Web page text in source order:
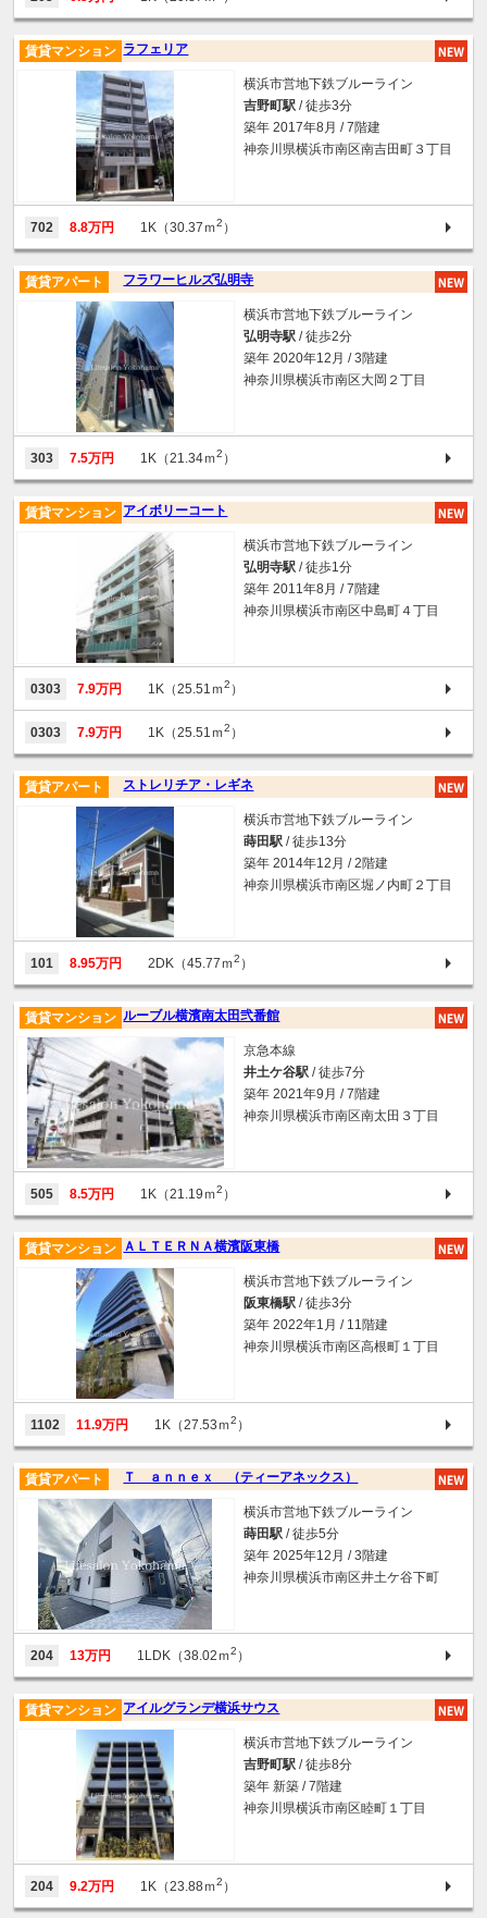
ラフェリア
賃貸マンション
横浜市営地下鉄ブルーライン
吉野町駅 / 徒歩3分
築年 2017年8月 / 7階建
神奈川県横浜市南区南吉田町３丁目
702 8.8万円 1K（30.37ｍ2 ）
フラワーヒルズ弘明寺
賃貸アパート
横浜市営地下鉄ブルーライン
弘明寺駅 / 徒歩2分
築年 2020年12月 / 3階建
神奈川県横浜市南区大岡２丁目
303 7.5万円 1K（21.34ｍ2 ）
アイボリーコート
賃貸マンション
横浜市営地下鉄ブルーライン
弘明寺駅 / 徒歩1分
築年 2011年8月 / 7階建
神奈川県横浜市南区中島町４丁目
0303 7.9万円 1K（25.51ｍ2 ）
0303 7.9万円 1K（25.51ｍ2 ）
ストレリチア・レギネ
賃貸アパート
横浜市営地下鉄ブルーライン
蒔田駅 / 徒歩13分
築年 2014年12月 / 2階建
神奈川県横浜市南区堀ノ内町２丁目
101 8.95万円 2DK（45.77ｍ2 ）
ルーブル横濱南太田弐番館
賃貸マンション
京急本線
井土ケ谷駅 / 徒歩7分
築年 2021年9月 / 7階建
神奈川県横浜市南区南太田３丁目
505 8.5万円 1K（21.19ｍ2 ）
ＡＬＴＥＲＮＡ横濱阪東橋
賃貸マンション
横浜市営地下鉄ブルーライン
阪東橋駅 / 徒歩3分
築年 2022年1月 / 11階建
神奈川県横浜市南区高根町１丁目
1102 11.9万円 1K（27.53ｍ2 ）
Ｔ ａｎｎｅｘ （ティーアネックス）
賃貸アパート
横浜市営地下鉄ブルーライン
蒔田駅 / 徒歩5分
築年 2025年12月 / 3階建
神奈川県横浜市南区井土ケ谷下町
204 13万円 1LDK（38.02ｍ2 ）
アイルグランデ横浜サウス
賃貸マンション
横浜市営地下鉄ブルーライン
吉野町駅 / 徒歩8分
築年 新築 / 7階建
神奈川県横浜市南区睦町１丁目
204 9.2万円 1K（23.88ｍ2 ）